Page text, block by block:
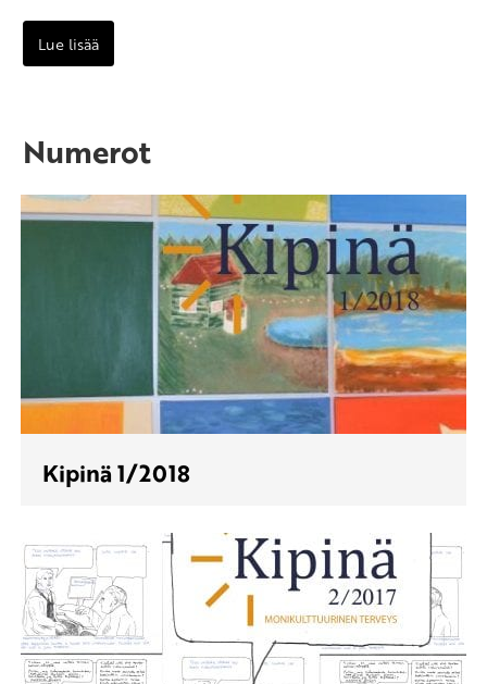
Lue lisää
Numerot
Kipinä 1/2018